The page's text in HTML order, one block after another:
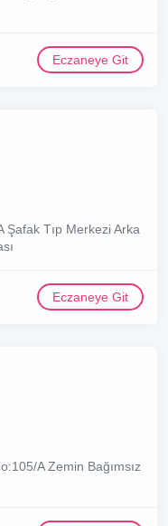
Eczaneye Git
Şafak Tıp Merkezi Arka
Eczaneye Git
A Zemin Bağımsız